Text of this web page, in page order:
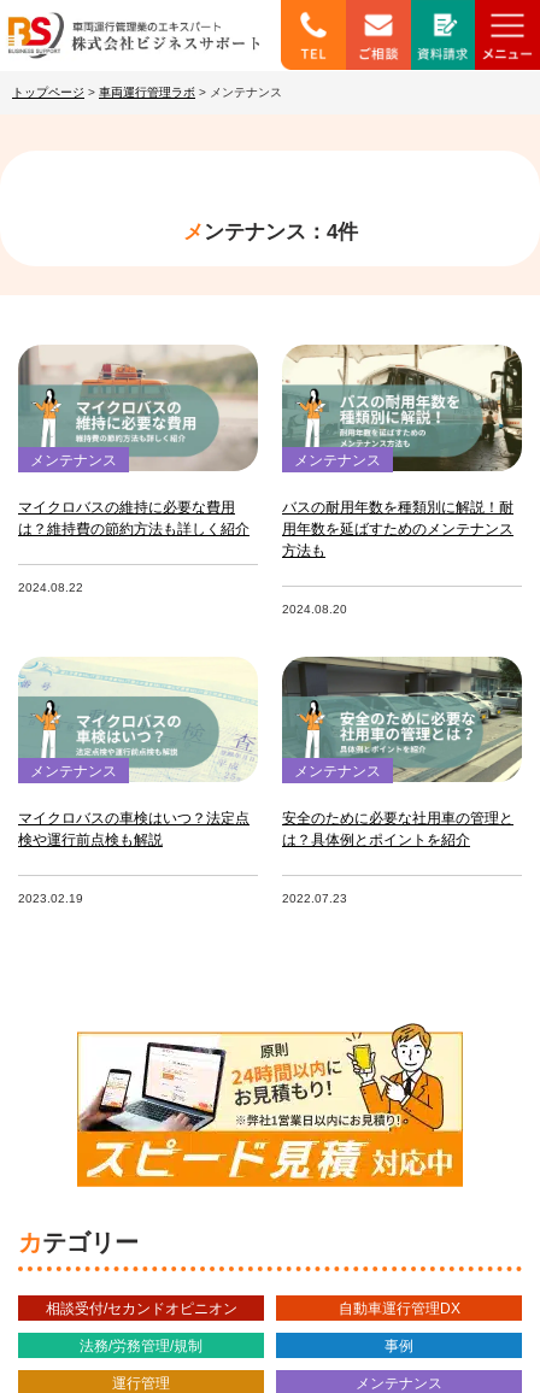
トップページ > 車両運行管理ラボ > メンテナンス
メンテナンス：4件
メンテナンス
マイクロバスの維持に必要な費用
は？維持費の節約方法も詳しく紹介
2024.08.22
メンテナンス
バスの耐用年数を種類別に解説！耐
用年数を延ばすためのメンテナンス
方法も
2024.08.20
メンテナンス
マイクロバスの車検はいつ？法定点
検や運行前点検も解説
2023.02.19
メンテナンス
安全のために必要な社用車の管理と
は？具体例とポイントを紹介
2022.07.23
カテゴリー
相談受付/セカンドオピニオン 自動車運行管理DX
法務/労務管理/規制 事例
運行管理 メンテナンス